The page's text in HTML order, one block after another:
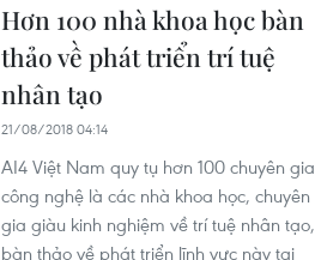
Hơn 100 nhà khoa học bàn
thảo về phát triển trí tuệ
nhân tạo
21/08/2018 04:14
AI4 Việt Nam quy tụ hơn 100 chuyên gia
công nghệ là các nhà khoa học, chuyên
gia giàu kinh nghiệm về trí tuệ nhân tạo,
bàn thảo về phát triển lĩnh vực này tại